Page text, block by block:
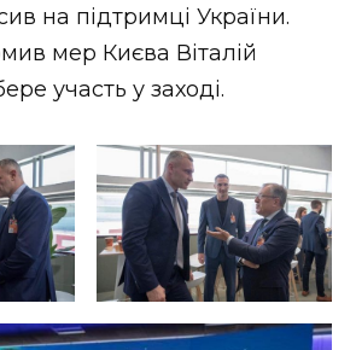
НОВИНИ
УКРАЇНИ
на підтримці України.
мер Києва Віталій
участь у заході.